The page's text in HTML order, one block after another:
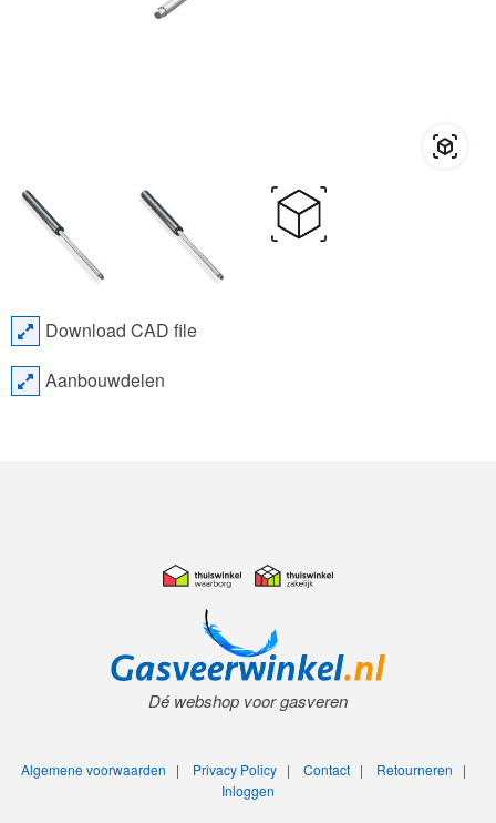
Download CAD file
Aanbouwdelen
Dé webshop voor gasveren
Algemene voorwaarden | Privacy Policy| Contact| Retourneren |
Inloggen